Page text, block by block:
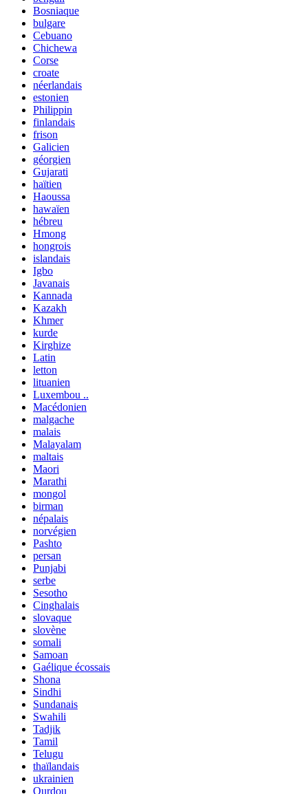
Bosniaque
bulgare
Cebuano
Chichewa
Corse
croate
néerlandais
estonien
Philippin
finlandais
frison
Galicien
géorgien
Gujarati
haïtien
Haoussa
hawaïen
hébreu
Hmong
hongrois
islandais
Igbo
Javanais
Kannada
Kazakh
Khmer
kurde
Kirghize
Latin
letton
lituanien
Luxembou ..
Macédonien
malgache
malais
Malayalam
maltais
Maori
Marathi
mongol
birman
népalais
norvégien
Pashto
persan
Punjabi
serbe
Sesotho
Cinghalais
slovaque
slovène
somali
Samoan
Gaélique écossais
Shona
Sindhi
Sundanais
Swahili
Tadjik
Tamil
Telugu
thaïlandais
ukrainien
Ourdou